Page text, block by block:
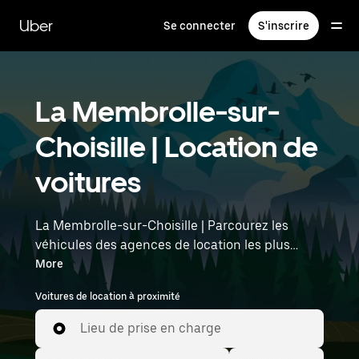
contenu
principal
Uber Se connecter S'inscrire
La Membrolle-sur-
Choisille | Location de
voitures
La Membrolle-sur-Choisille | Parcourez les
véhicules des agences de location les plus
populaires avec Uber Rent. Des voitures
électriques aux berlines de luxe en passant par
les SUV, vous trouverez des véhicules adaptés
aux voyageurs en solo et aux groupes comptant
jusqu'à sept personnes. Saisissez l'heure et
More
Voitures de location à proximité
Lieu de prise en charge